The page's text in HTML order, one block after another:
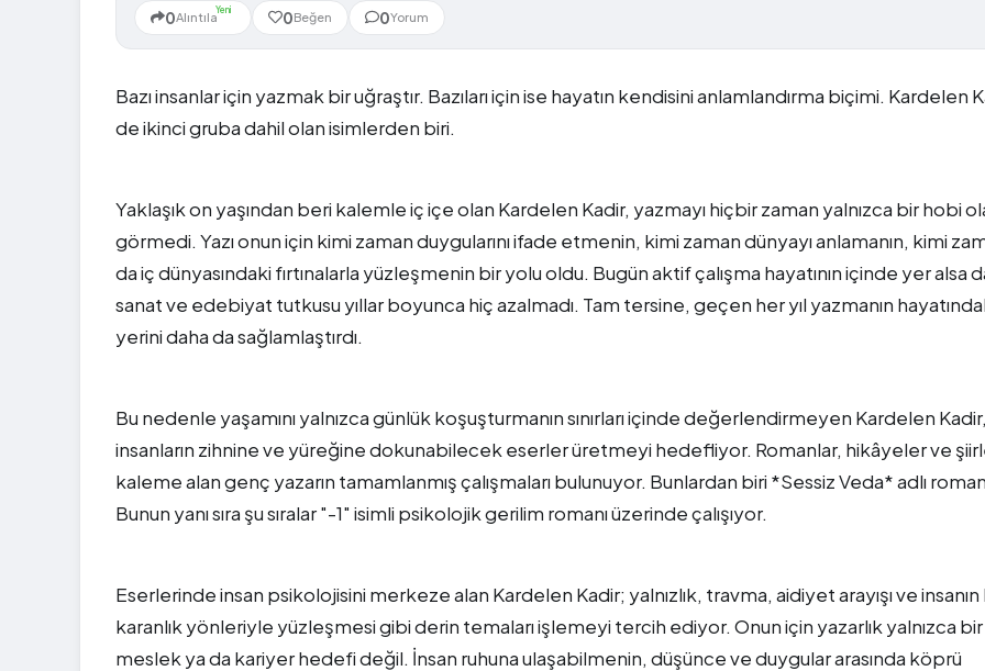
0AlıntılaYeni 0Beğen 0Yorum
Bazı insanlar için yazmak bir uğraştır. Bazıları için ise hayatın kendisini anlamlandırma biçimi. Kardelen
de ikinci gruba dahil olan isimlerden biri.
Yaklaşık on yaşından beri kalemle iç içe olan Kardelen Kadir, yazmayı hiçbir zaman yalnızca bir hobi
görmedi. Yazı onun için kimi zaman duygularını ifade etmenin, kimi zaman dünyayı anlamanın, kimi
da iç dünyasındaki fırtınalarla yüzleşmenin bir yolu oldu. Bugün aktif çalışma hayatının içinde yer alsa
sanat ve edebiyat tutkusu yıllar boyunca hiç azalmadı. Tam tersine, geçen her yıl yazmanın
yerini daha da sağlamlaştırdı.
Bu nedenle yaşamını yalnızca günlük koşuşturmanın sınırları içinde değerlendirmeyen Kardelen
insanların zihnine ve yüreğine dokunabilecek eserler üretmeyi hedefliyor. Romanlar, hikâyeler ve
kaleme alan genç yazarın tamamlanmış çalışmaları bulunuyor. Bunlardan biri *Sessiz Veda* adlı
Bunun yanı sıra şu sıralar "-1" isimli psikolojik gerilim romanı üzerinde çalışıyor.
Eserlerinde insan psikolojisini merkeze alan Kardelen Kadir; yalnızlık, travma, aidiyet arayışı ve
karanlık yönleriyle yüzleşmesi gibi derin temaları işlemeyi tercih ediyor. Onun için yazarlık yalnızca bir
meslek ya da kariyer hedefi değil. İnsan ruhuna ulaşabilmenin, düşünce ve duygular arasında köprü